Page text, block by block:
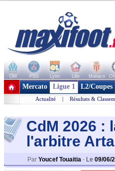
OM PSG Lyon Lille Monaco
+ de clubs
Mercato Ligue 1 L2/Coupes
Actualité | Résultats &
CdM 2026 :
l'arbitre
Par Youcef Touaitia - Le 09/06/